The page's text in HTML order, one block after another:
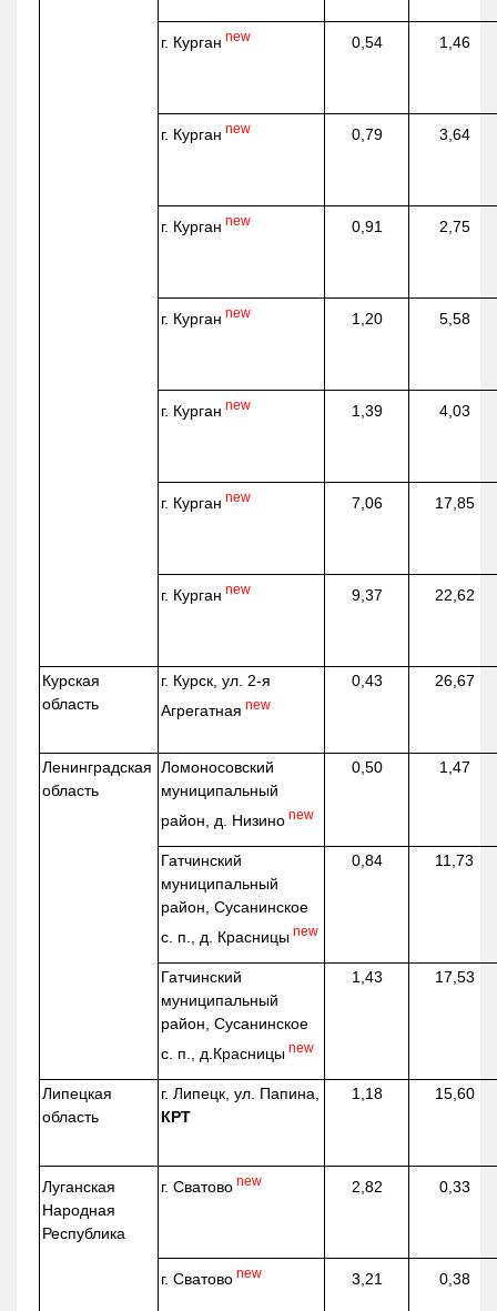
г. Курган new 0,54 1,46
г. Курган new 0,79 3,64
г. Курган new 0,91 2,75
г. Курган new 1,20 5,58
г. Курган new 1,39 4,03
г. Курган new 7,06 17,85
г. Курган new 9,37 22,62
Курская
область
г. Курск, ул. 2-я
Агрегатная new
0,43 26,67
Ленинградская
область
Ломоносовский
муниципальный
район, д. Низино new
0,50 1,47
Гатчинский
муниципальный
район, Сусанинское
с. п., д. Красницы new
0,84 11,73
Гатчинский
муниципальный
район, Сусанинское
с. п., д.Красницы new
1,43 17,53
Липецкая
область
г. Липецк, ул. Папина,
КРТ
1,18 15,60
Луганская
Народная
Республика
г. Сватово new 2,82 0,33
г. Сватово new 3,21 0,38